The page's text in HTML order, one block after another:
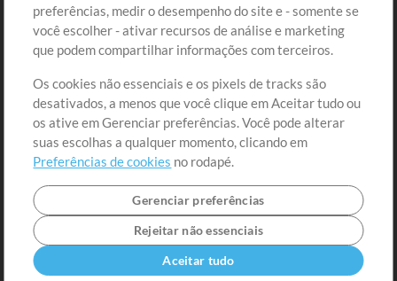
Conteúdo Grátis
Solicite uma Música
Extras
Sessões
Envie seu conteúdo
Playlist
MT Conference
Cadastre-se
Ir ao carrinho
preferências, medir o desempenho do site e - somente se
você escolher - ativar recursos de análise e marketing
que podem compartilhar informações com terceiros.
Os cookies não essenciais e os pixels de tracks são
desativados, a menos que você clique em Aceitar tudo ou
os ative em Gerenciar preferências. Você pode alterar
suas escolhas a qualquer momento, clicando em
Preferências de cookies no rodapé.
Gerenciar preferências
Rejeitar não essenciais
Aceitar tudo